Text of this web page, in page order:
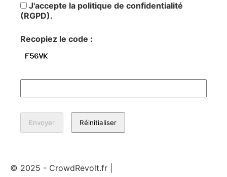
J'accepte la politique de confidentialité
(RGPD).
Recopiez le code :
© 2025 - CrowdRevolt.fr |